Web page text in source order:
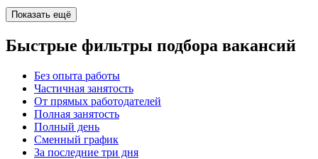
Показать ещё
Быстрые фильтры подбора вакансий
Без опыта работы
Частичная занятость
От прямых работодателей
Полная занятость
Полный день
Сменный график
За последние три дня